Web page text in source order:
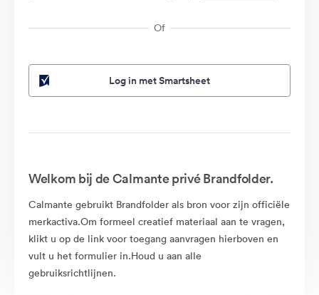
Of
Log in met Smartsheet
Welkom bij de Calmante privé Brandfolder.
Calmante gebruikt Brandfolder als bron voor zijn officiële
merkactiva.Om formeel creatief materiaal aan te vragen,
klikt u op de link voor toegang aanvragen hierboven en
vult u het formulier in.Houd u aan alle
gebruiksrichtlijnen.